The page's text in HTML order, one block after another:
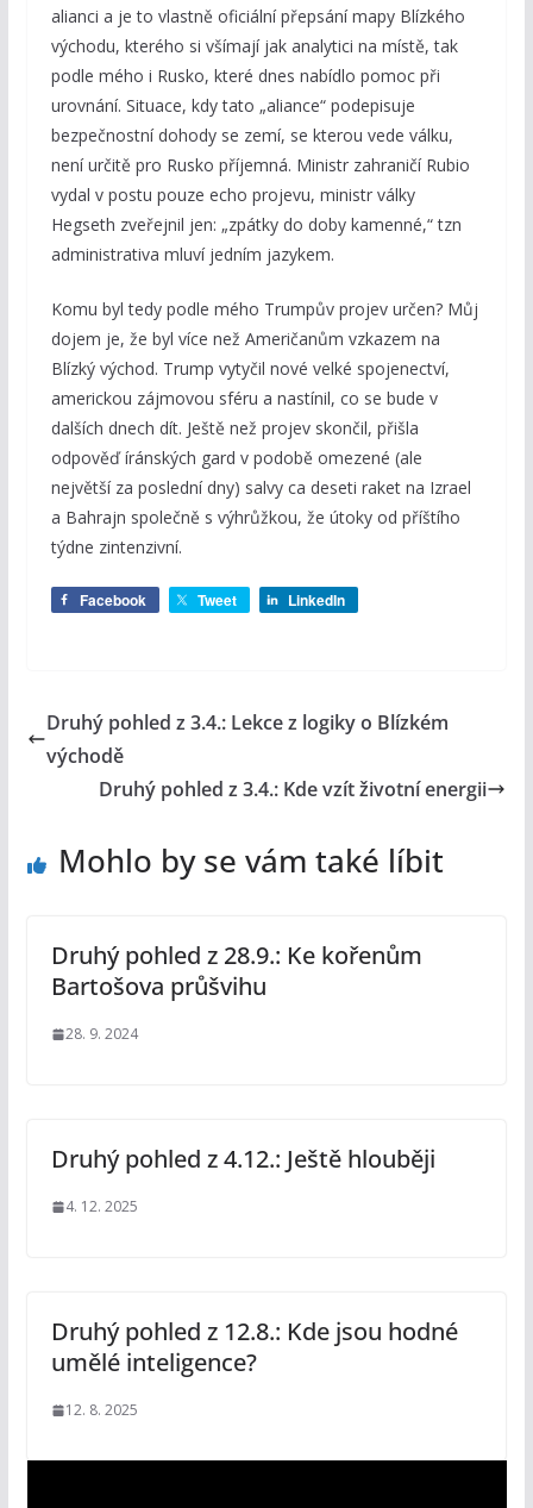
alianci a je to vlastně oficiální přepsání mapy Blízkého
východu, kterého si všímají jak analytici na místě, tak
podle mého i Rusko, které dnes nabídlo pomoc při
urovnání. Situace, kdy tato „aliance“ podepisuje
bezpečnostní dohody se zemí, se kterou vede válku,
není určitě pro Rusko příjemná. Ministr zahraničí Rubio
vydal v postu pouze echo projevu, ministr války
Hegseth zveřejnil jen: „zpátky do doby kamenné,“ tzn
administrativa mluví jedním jazykem.
Komu byl tedy podle mého Trumpův projev určen? Můj
dojem je, že byl více než Američanům vzkazem na
Blízký východ. Trump vytyčil nové velké spojenectví,
americkou zájmovou sféru a nastínil, co se bude v
dalších dnech dít. Ještě než projev skončil, přišla
odpověď íránských gard v podobě omezené (ale
největší za poslední dny) salvy ca deseti raket na Izrael
a Bahrajn společně s výhrůžkou, že útoky od příštího
týdne zintenzivní.
Facebook Tweet LinkedIn
Druhý pohled z 3.4.: Lekce z logiky o Blízkém
východě
Druhý pohled z 3.4.: Kde vzít životní energii
Mohlo by se vám také líbit
Druhý pohled z 28.9.: Ke kořenům
Bartošova průšvihu
28. 9. 2024
Druhý pohled z 4.12.: Ještě hlouběji
4. 12. 2025
Druhý pohled z 12.8.: Kde jsou hodné
umělé inteligence?
12. 8. 2025